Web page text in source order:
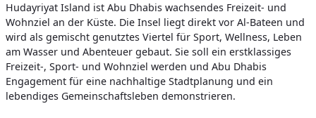
Hudayriyat Island ist Abu Dhabis wachsendes Freizeit- und
Wohnziel an der Küste. Die Insel liegt direkt vor Al-Bateen und
wird als gemischt genutztes Viertel für Sport, Wellness, Leben
am Wasser und Abenteuer gebaut. Sie soll ein erstklassiges
Freizeit-, Sport- und Wohnziel werden und Abu Dhabis
Engagement für eine nachhaltige Stadtplanung und ein
lebendiges Gemeinschaftsleben demonstrieren.